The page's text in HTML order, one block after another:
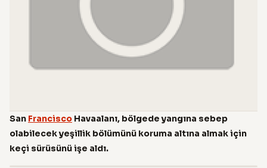
San Francisco Havaalanı, bölgede yangına sebep
olabilecek yeşillik bölümünü koruma altına almak için
keçi sürüsünü işe aldı.